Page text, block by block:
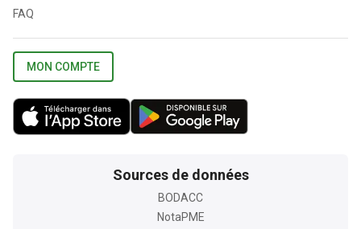
FAQ
MON COMPTE
Sources de données
BODACC
NotaPME